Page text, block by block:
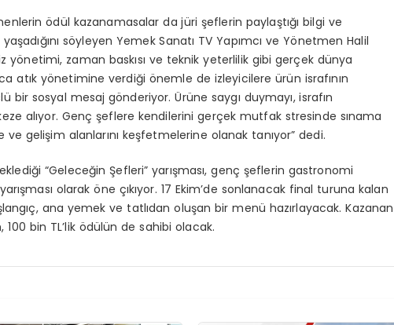
ödül kazanamasalar da jüri şeflerin paylaştığı bilgi ve
söyleyen Yemek Sanatı TV Yapımcı ve Yönetmen Halil
yönetimi, zaman baskısı ve teknik yeterlilik gibi gerçek dünya
atık yönetimine verdiği önemle de izleyicilere ürün israfının
bir sosyal mesaj gönderiyor. Ürüne saygı duymayı, israfın
alıyor. Genç şeflere kendilerini gerçek mutfak stresinde sınama
gelişim alanlarını keşfetmelerine olanak tanıyor” dedi.
“Geleceğin Şefleri” yarışması, genç şeflerin gastronomi
olarak öne çıkıyor. 17 Ekim’de sonlanacak final turuna kalan
ana yemek ve tatlıdan oluşan bir menü hazırlayacak. Kazanan
100 bin TL’lik ödülün de sahibi olacak.